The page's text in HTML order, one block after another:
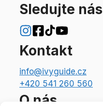
Sledujte nás
Kontakt
info@ivyguide.cz
+420 541 260 560
O nás